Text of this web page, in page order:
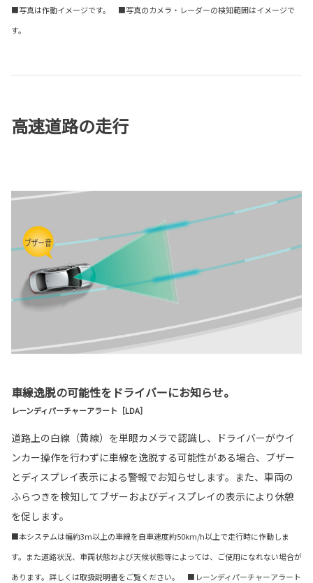
■写真は作動イメージです。 ■写真のカメラ・レーダーの検知範囲はイメージで
す。
高速道路の走行
車線逸脱の可能性をドライバーにお知らせ。
レーンディパーチャーアラート［LDA］
道路上の白線（黄線）を単眼カメラで認識し、ドライバーがウイ
ンカー操作を行わずに車線を逸脱する可能性がある場合、ブザー
とディスプレイ表示による警報でお知らせします。また、車両の
ふらつきを検知してブザーおよびディスプレイの表示により休憩
を促します。
■本システムは幅約3m以上の車線を自車速度約50km/h以上で走行時に作動しま
す。また道路状況、車両状態および天候状態等によっては、ご使用になれない場合が
あります。詳しくは取扱説明書をご覧ください。 ■レーンディパーチャーアラート